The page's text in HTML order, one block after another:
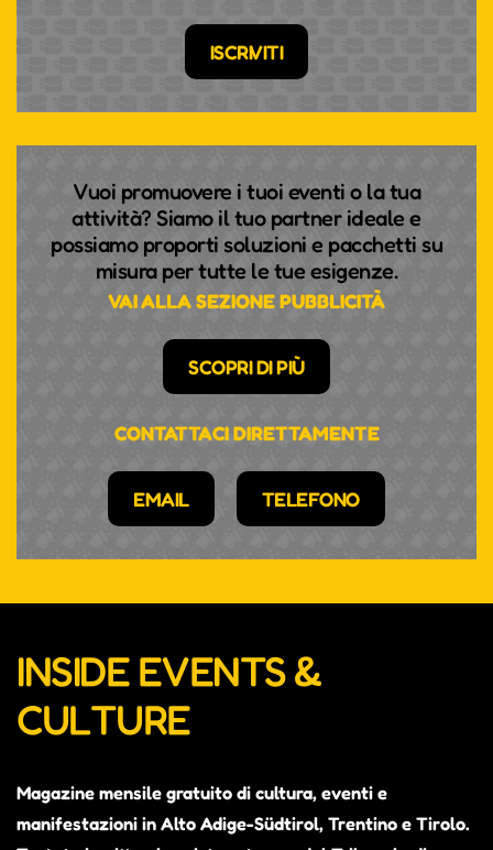
ISCRIVITI
Vuoi promuovere i tuoi eventi o la tua
attività? Siamo il tuo partner ideale e
possiamo proporti soluzioni e pacchetti su
misura per tutte le tue esigenze.
VAI ALLA SEZIONE PUBBLICITÀ
SCOPRI DI PIÙ
CONTATTACI DIRETTAMENTE
EMAIL TELEFONO
INSIDE EVENTS &
CULTURE
Magazine mensile gratuito di cultura, eventi e
manifestazioni in Alto Adige-Südtirol, Trentino e Tirolo.